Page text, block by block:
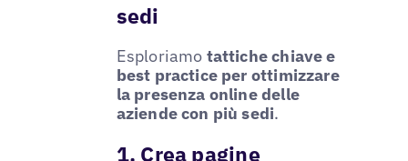
sedi
Esploriamo tattiche chiave e
best practice per ottimizzare
la presenza online delle
aziende con più sedi.
1. Crea pagine